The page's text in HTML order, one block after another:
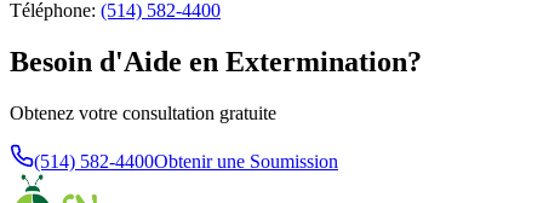
Téléphone: (514) 582-4400
Besoin d'Aide en Extermination?
Obtenez votre consultation gratuite
(514) 582-4400Obtenir une Soumission